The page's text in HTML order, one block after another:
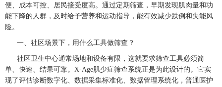
便、成本可控、居民接受度高。通过定期筛查，早期发现肌肉量和功
能下降的人群，及时给予营养和运动指导，能有效减少跌倒和失能风
险。
一、社区场景下，用什么工具做筛查？
社区卫生中心通常场地和设备有限，这就要求筛查工具必须简
单、快速、结果可靠。X-Age肌少症筛查系统正是为此设计的。它实
现了评估诊断数字化、数据采集标准化、数据管理系统化，普通医护